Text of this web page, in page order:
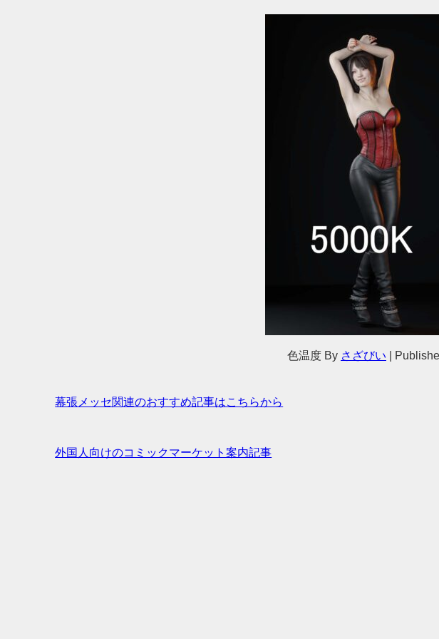
色温度 By さざびい
幕張メッセ関連のおすすめ記事はこちらから
外国人向けのコミックマーケット案内記事